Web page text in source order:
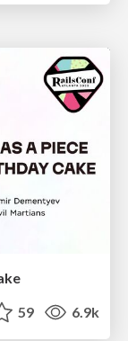
59 6.9k